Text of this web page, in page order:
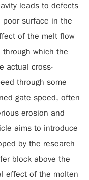
leads to defects
surface in the
of the melt flow
which the
actual cross-
through some
gate speed, often
erosion and
aims to introduce
by the research
block above the
effect of the molten